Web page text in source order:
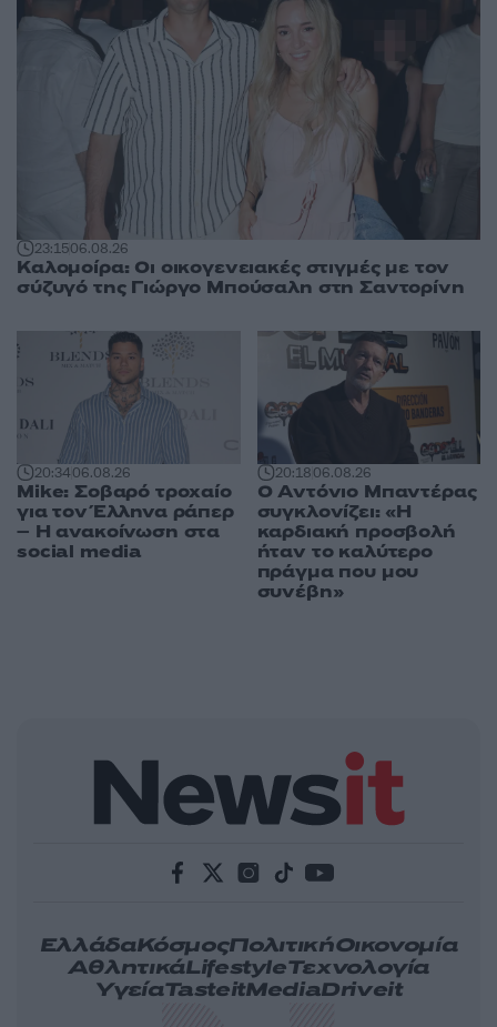
23:1506.08.26
Καλομοίρα: Οι οικογενειακές στιγμές με τον
σύζυγό της Γιώργο Μπούσαλη στη Σαντορίνη
20:3406.08.26
Mike: Σοβαρό τροχαίο
για τον Έλληνα ράπερ
– Η ανακοίνωση στα
social media
20:1806.08.26
Ο Αντόνιο Μπαντέρας
συγκλονίζει: «Η
καρδιακή προσβολή
ήταν το καλύτερο
πράγμα που μου
συνέβη»
ΕλλάδαΚόσμοςΠολιτικήΟικονομία
ΑθλητικάLifestyleΤεχνολογία
ΥγείαTasteitMediaDriveit